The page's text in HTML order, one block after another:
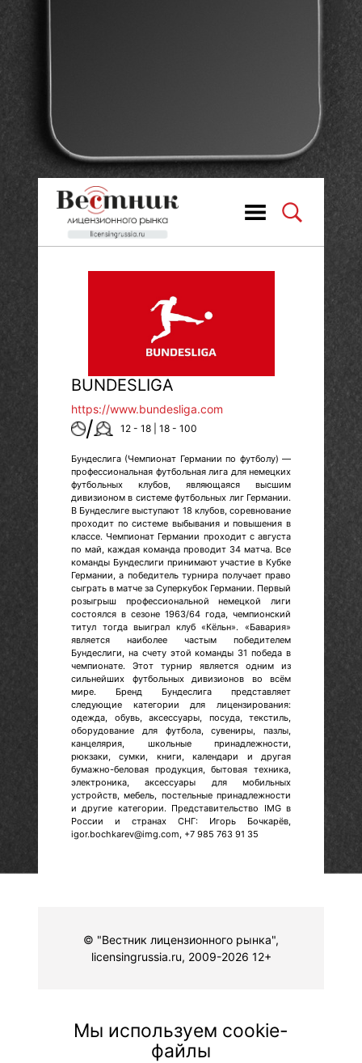
BUNDESLIGA
https://www.bundesliga.com
/ 12 - 18 | 18 - 100
Бундеслига (Чемпионат Германии по футболу) —
профессиональная футбольная лига для немецких
футбольных клубов, являющаяся высшим
дивизионом в системе футбольных лиг Германии.
В Бундеслиге выступают 18 клубов, соревнование
проходит по системе выбывания и повышения в
классе. Чемпионат Германии проходит с августа
по май, каждая команда проводит 34 матча. Все
команды Бундеслиги принимают участие в Кубке
Германии, а победитель турнира получает право
сыграть в матче за Суперкубок Германии. Первый
розыгрыш профессиональной немецкой лиги
состоялся в сезоне 1963/64 года, чемпионский
титул тогда выиграл клуб «Кёльн». «Бавария»
является наиболее частым победителем
Бундеслиги, на счету этой команды 31 победа в
чемпионате. Этот турнир является одним из
сильнейших футбольных дивизионов во всём
мире. Бренд Бундеслига представляет
следующие категории для лицензирования:
одежда, обувь, аксессуары, посуда, текстиль,
оборудование для футбола, сувениры, пазлы,
канцелярия, школьные принадлежности,
рюкзаки, сумки, книги, календари и другая
бумажно-беловая продукция, бытовая техника,
электроника, аксессуары для мобильных
устройств, мебель, постельные принадлежности
и другие категории. Представительство IMG в
России и странах СНГ: Игорь Бочкарёв,
igor.bochkarev@img.com, +7 985 763 91 35
© "Вестник лицензионного рынка",
licensingrussia.ru, 2009-2026 12+
Мы используем cookie-
файлы